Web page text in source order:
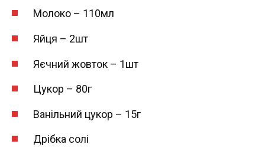
Молоко – 110мл
Яйця – 2шт
Яєчний жовток – 1шт
Цукор – 80г
Ванільний цукор – 15г
Дрібка солі